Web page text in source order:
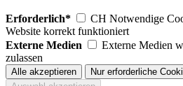
Erforderlich*
CH Notwendige
Website korrekt funktioniert
Externe Medien
Externe Medien
zulassen